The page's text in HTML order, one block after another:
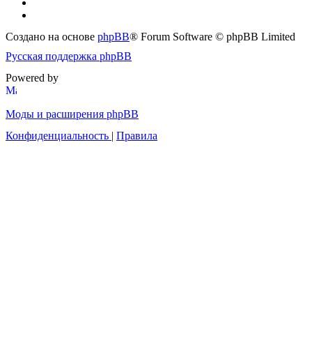
Создано на основе phpBB® Forum Software © phpBB Limited
Русская поддержка phpBB
Powered by
Моды и расширения phpBB
Конфиденциальность | Правила